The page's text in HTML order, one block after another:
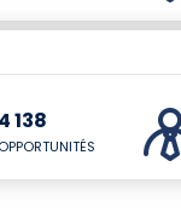
4 138
OPPORTUNITÉS